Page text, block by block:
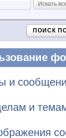
Искать
ПОИСК
и
и